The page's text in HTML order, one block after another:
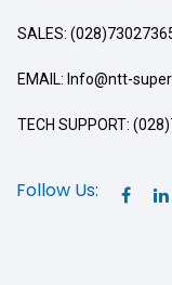
SALES:
EMAIL: Info@ntt-
TECH SUPPORT:
Follow Us: